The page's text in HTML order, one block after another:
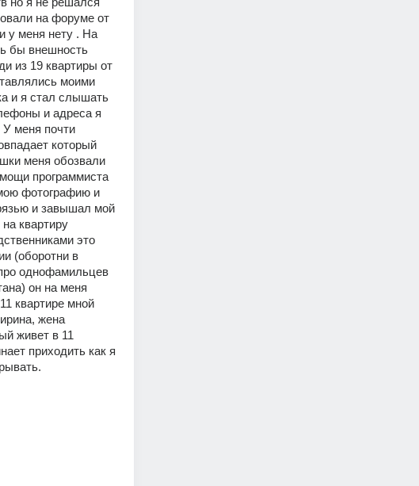
на форуме от
у меня нету . На
бы внешность
из 19 квартиры от
моими
и я стал слышать
и адреса я
меня почти
который
меня обозвали
программиста
фотографию и
и завышал мой
квартиру
это
(оборотни в
однофамильцев
он на меня
квартире мной
жена
живет в 11
приходить как я